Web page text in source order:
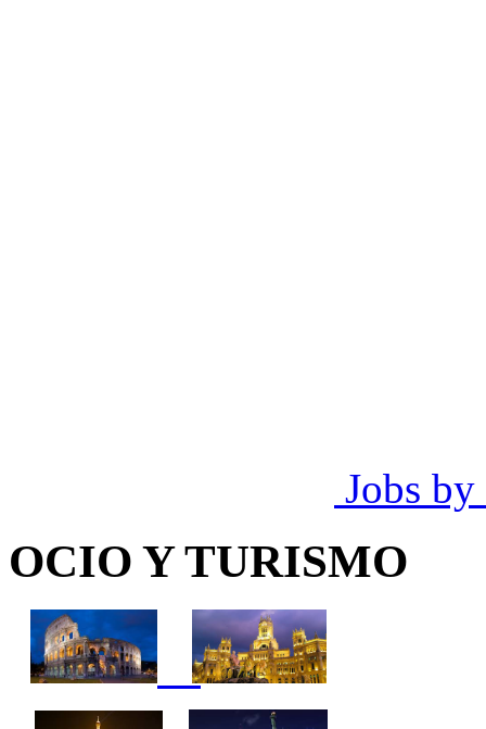
Jobs by
OCIO Y TURISMO